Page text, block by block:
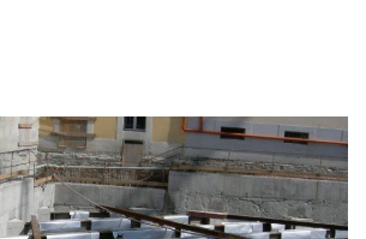
REMEMBER
ME